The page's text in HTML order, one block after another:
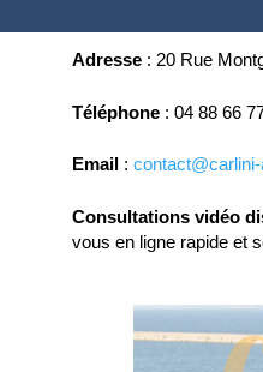
Adresse: 20 Rue
Téléphone: 04 88 66
Email:
Consultations vidéo
vous en ligne rapide et